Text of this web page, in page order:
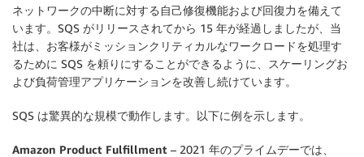
ネットワークの中断に対する自己修復機能および回復力を備えて
います。SQS がリリースされてから 15 年が経過しましたが、当
社は、お客様がミッションクリティカルなワークロードを処理す
るために SQS を頼りにすることができるように、スケーリングお
よび負荷管理アプリケーションを改善し続けています。
SQS は驚異的な規模で動作します。以下に例を示します。
Amazon Product Fulfillment – 2021 年のプライムデーでは、